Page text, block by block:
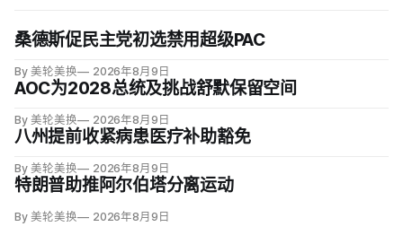
桑德斯促民主党初选禁用超级PAC
By 美轮美换 2026年8月9日
AOC为2028总统及挑战舒默保留空间
By 美轮美换 2026年8月9日
八州提前收紧病患医疗补助豁免
By 美轮美换 2026年8月9日
特朗普助推阿尔伯塔分离运动
By 美轮美换 2026年8月9日